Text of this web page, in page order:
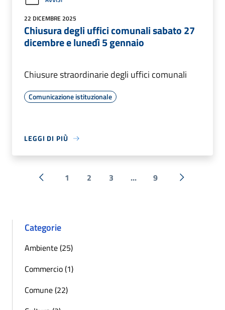
22 DICEMBRE 2025
Chiusura degli uffici comunali sabato 27
dicembre e lunedì 5 gennaio
Chiusure straordinarie degli uffici comunali
Comunicazione istituzionale
LEGGI DI PIÙ
« Precedente
1 2 3 ... 9 Successiva
Categorie
Ambiente (25)
Commercio (1)
Comune (22)